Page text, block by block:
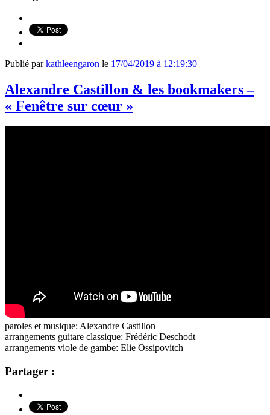
Publié parkathleengaron le 17/04/2019 à 12:19:30
Alexandre Castillon & les bookmakers –
« Fenêtre sur cœur »
paroles et musique: Alexandre Castillon
arrangements guitare classique: Frédéric Deschodt
arrangements viole de gambe: Elie Ossipovitch
Partager :